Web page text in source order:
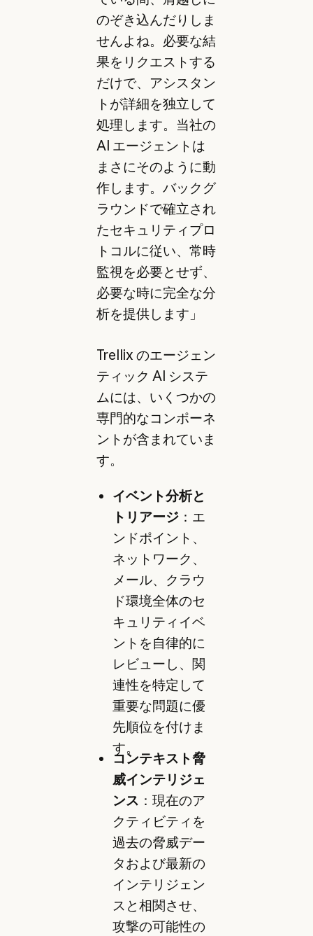
のぞき込んだりしま
せんよね。必要な結
果をリクエストする
だけで、アシスタン
トが詳細を独立して
処理します。当社の
AI エージェントは
まさにそのように動
作します。バックグ
ラウンドで確立され
たセキュリティプロ
トコルに従い、常時
監視を必要とせず、
必要な時に完全な分
析を提供します」
Trellix のエージェン
ティック AI システ
ムには、いくつかの
専門的なコンポーネ
ントが含まれていま
す。
イベント分析と
トリアージ：エ
ンドポイント、
ネットワーク、
メール、クラウ
ド環境全体のセ
キュリティイベ
ントを自律的に
レビューし、関
連性を特定して
重要な問題に優
先順位を付けま
す。
コンテキスト脅
威インテリジェ
ンス ：現在のア
クティビティを
過去の脅威デー
タおよび最新の
インテリジェン
スと相関させ、
攻撃の可能性の